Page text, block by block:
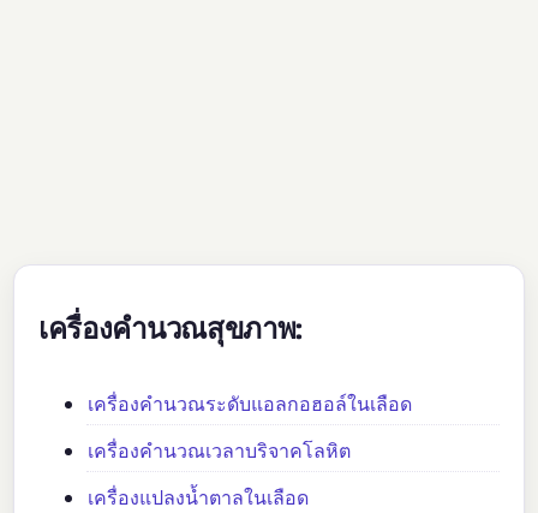
เครื่องคำนวณสุขภาพ:
เครื่องคำนวณระดับแอลกอฮอล์ในเลือด
เครื่องคำนวณเวลาบริจาคโลหิต
เครื่องแปลงน้ำตาลในเลือด